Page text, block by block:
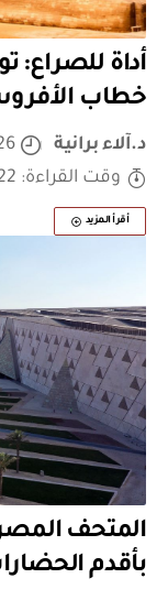
أداة للصراع:
خطاب
د.آلاء برانية
وقت القراءة: 22 دقيقة
أقرأ المزيد
المتحف
بأقدم